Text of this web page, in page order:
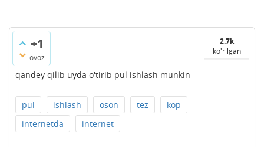
+1
ovoz
2.7k
ko'rilgan
qandey qilib uyda o'tirib pul ishlash munkin
pul ishlash oson tez
kop
internetda
internet